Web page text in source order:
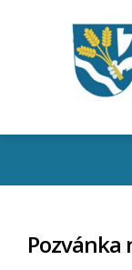
Pozvánka